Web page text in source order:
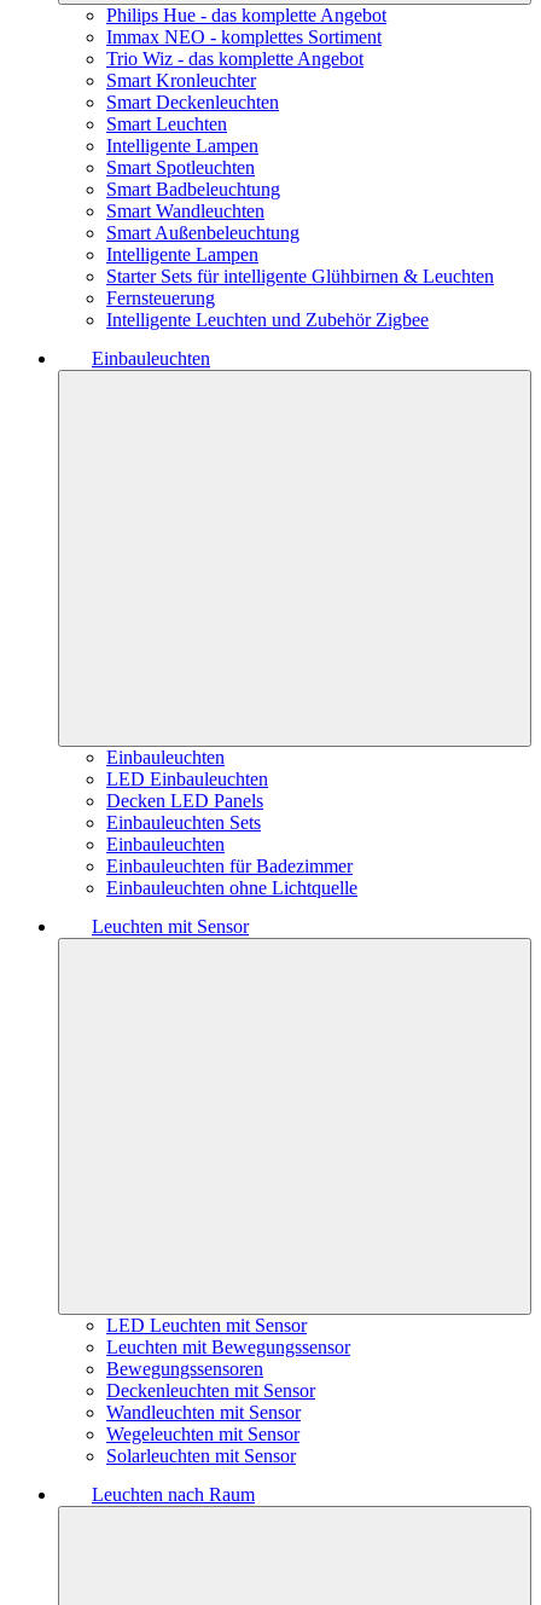
Philips Hue - das komplette Angebot
Immax NEO - komplettes Sortiment
Trio Wiz - das komplette Angebot
Smart Kronleuchter
Smart Deckenleuchten
Smart Leuchten
Intelligente Lampen
Smart Spotleuchten
Smart Badbeleuchtung
Smart Wandleuchten
Smart Außenbeleuchtung
Intelligente Lampen
Starter Sets für intelligente Glühbirnen & Leuchten
Fernsteuerung
Intelligente Leuchten und Zubehör Zigbee
Einbauleuchten
Einbauleuchten
LED Einbauleuchten
Decken LED Panels
Einbauleuchten Sets
Einbauleuchten
Einbauleuchten für Badezimmer
Einbauleuchten ohne Lichtquelle
Leuchten mit Sensor
LED Leuchten mit Sensor
Leuchten mit Bewegungssensor
Bewegungssensoren
Deckenleuchten mit Sensor
Wandleuchten mit Sensor
Wegeleuchten mit Sensor
Solarleuchten mit Sensor
Leuchten nach Raum